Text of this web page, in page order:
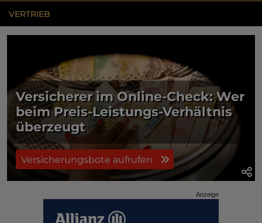
VERTRIEB
Versicherer im Online-Check: Wer
beim Preis-Leistungs-Verhältnis
überzeugt
Versicherungsbote aufrufen
Anzeige